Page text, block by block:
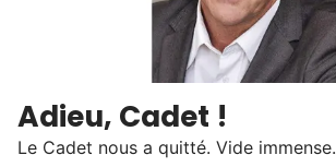
Adieu, Cadet !
Le Cadet nous a quitté. Vide immense.